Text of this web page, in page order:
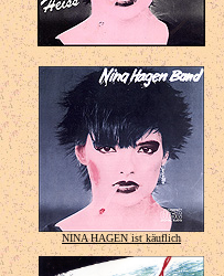
NINA HAGEN ist käuflich